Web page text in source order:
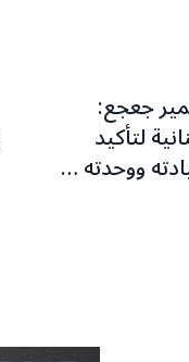
جعجع:
لتأكيد
ووحدته …